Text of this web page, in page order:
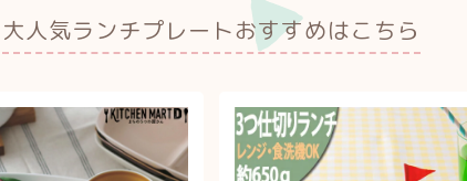
大人気ランチプレートおすすめはこちら